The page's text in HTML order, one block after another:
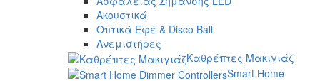
Ακουστικά
Οπτικά Εφέ & Disco Ball
Ανεμιστήρες
Καθρέπτες Μακιγιάζ
Smart Home